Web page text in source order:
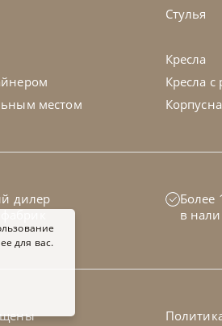
Стол обеденный Papel Keramik
местом
Стулья
Кресла
Кресла
дилер
Более
в
для вас.